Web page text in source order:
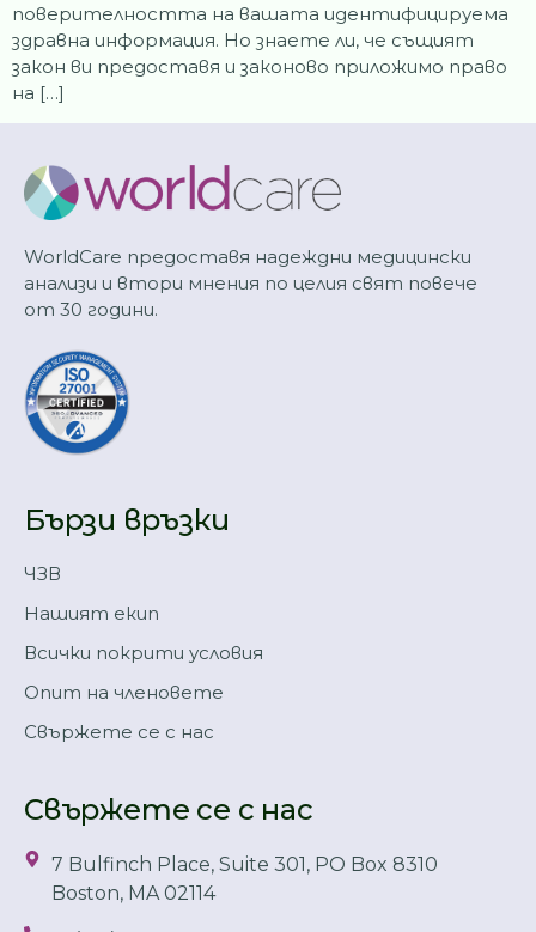
поверителността на вашата идентифицируема
здравна информация. Но знаете ли, че същият
закон ви предоставя и законово приложимо право
на […]
WorldCare предоставя надеждни медицински
анализи и втори мнения по целия свят повече
от 30 години.
Бързи връзки
ЧЗВ
Нашият екип
Всички покрити условия
Опит на членовете
Свържете се с нас
Свържете се с нас
7 Bulfinch Place, Suite 301, PO Box 8310
Boston, MA 02114